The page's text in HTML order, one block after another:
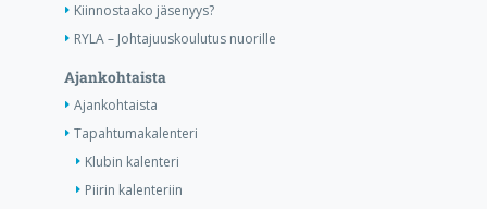
Kiinnostaako jäsenyys?
RYLA – Johtajuuskoulutus nuorille
Ajankohtaista
Ajankohtaista
Tapahtumakalenteri
Klubin kalenteri
Piirin kalenteriin